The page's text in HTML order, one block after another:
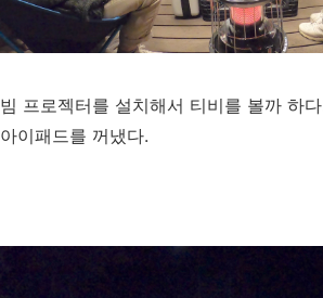
빔 프로젝터를 설치해서 티비를 볼까 하
아이패드를 꺼냈다.